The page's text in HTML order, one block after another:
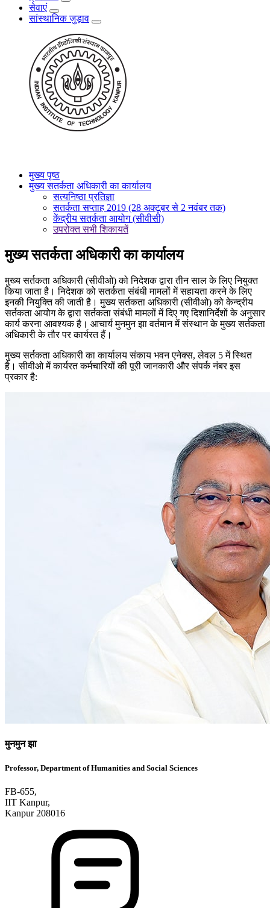
सेवाएं
सांस्थानिक जुड़ाव
मुख्य पृष्ठ
मुख्य सतर्कता अधिकारी का कार्यालय
सत्यनिष्ठा प्रतिज्ञा
सतर्कता सप्ताह 2019 (28 अक्टूबर से 2 नवंबर तक)
केंद्रीय सतर्कता आयोग (सीवीसी)
उपरोक्त सभी शिकायतें
मुख्य सतर्कता अधिकारी का कार्यालय
मुख्‍य सर्तकता अधिकारी (सीवीओ) को निदेशक द्वारा तीन साल के लिए नियुक्‍त
किया जाता है। निदेशक को सतर्कता संबंधी मामलों में सहायता करने के लिए
इनकी नियुक्ति की जाती है। मुख्‍य सर्तकता अधिकारी (सीवीओ) को केन्‍द्रीय
सर्तकता आयोग के द्वारा सर्तकता संबंधी मामलों में दिए गए दिशानिर्देशों के अनुसार
कार्य करना आवश्‍यक है। आचार्य मुनमुन झा वर्तमान में संस्‍थान के मुख्‍य सर्तकता
अधिकारी के तौर पर कार्यरत हैं।
मुख्‍य सर्तकता अधिकारी का कार्यालय संकाय भवन एनेक्स, लेवल 5 में स्थित
है। सीवीओ में कार्यरत कर्मचारियों की पूरी जानकारी और संपर्क नंबर इस
प्रकार है:
मुनमुन झा
Professor, Department of Humanities and Social Sciences
FB-655,
IIT Kanpur,
Kanpur 208016